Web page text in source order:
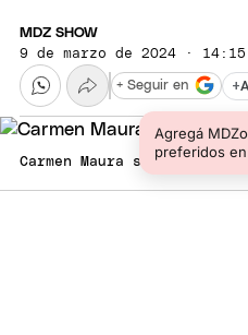
MDZ SHOW
9 de marzo de 2024 ·
+
Agregá
preferidos
+ Seguir en
Carmen Maura se